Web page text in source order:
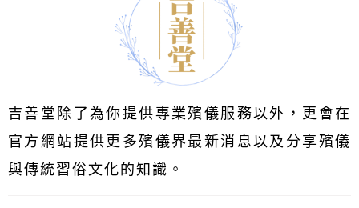
吉善堂除了為你提供專業殯儀服務以外，更會在
官方網站提供更多殯儀界最新消息以及分享殯儀
與傳統習俗文化的知識。